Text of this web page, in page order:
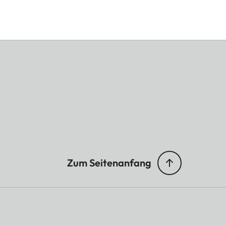
Zum Seitenanfang